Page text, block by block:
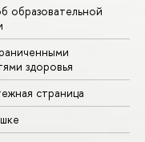
образовательной
здоровья
страница